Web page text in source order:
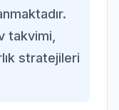
takvimi,
stratejileri